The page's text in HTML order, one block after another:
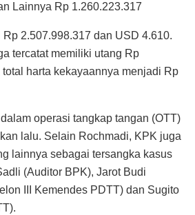
Lainnya Rp 1.260.223.317
2.507.998.317 dan USD 4.610.
tercatat memiliki utang Rp
harta kekayaannya menjadi Rp
operasi tangkap tangan (OTT)
lalu. Selain Rochmadi, KPK juga
lainnya sebagai tersangka kasus
(Auditor BPK), Jarot Budi
III Kemendes PDTT) dan Sugito